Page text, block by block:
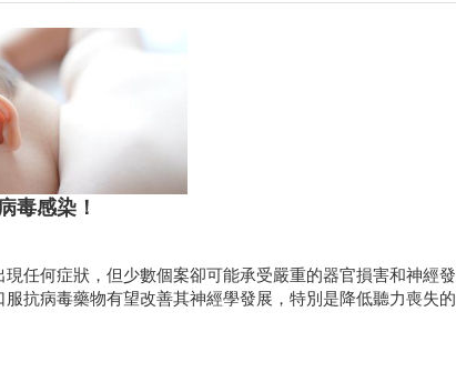
毒感染！
現任何症狀，但少數個案卻可能承受嚴重的器官損害和神經發
抗病毒藥物有望改善其神經學發展，特別是降低聽力喪失的